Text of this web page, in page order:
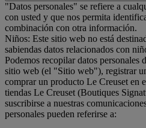
"Datos personales" se refiere a
con usted y que nos permita
combinación con otra información.
Niños: Este sitio web no está
sabiendas datos relacionados con
Podemos recopilar datos personales
sitio web (el "Sitio web"), registrar
comprar un producto Le Creuset en
tiendas Le Creuset (Boutiques
suscribirse a nuestras
personales pueden referirse a: